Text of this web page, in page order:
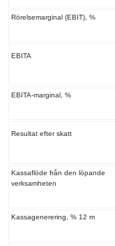
Rörelsemarginal (EBIT), %
EBITA
EBITA-marginal, %
Resultat efter skatt
Kassaflöde från den löpande
verksamheten
Kassagenerering, % 12 m